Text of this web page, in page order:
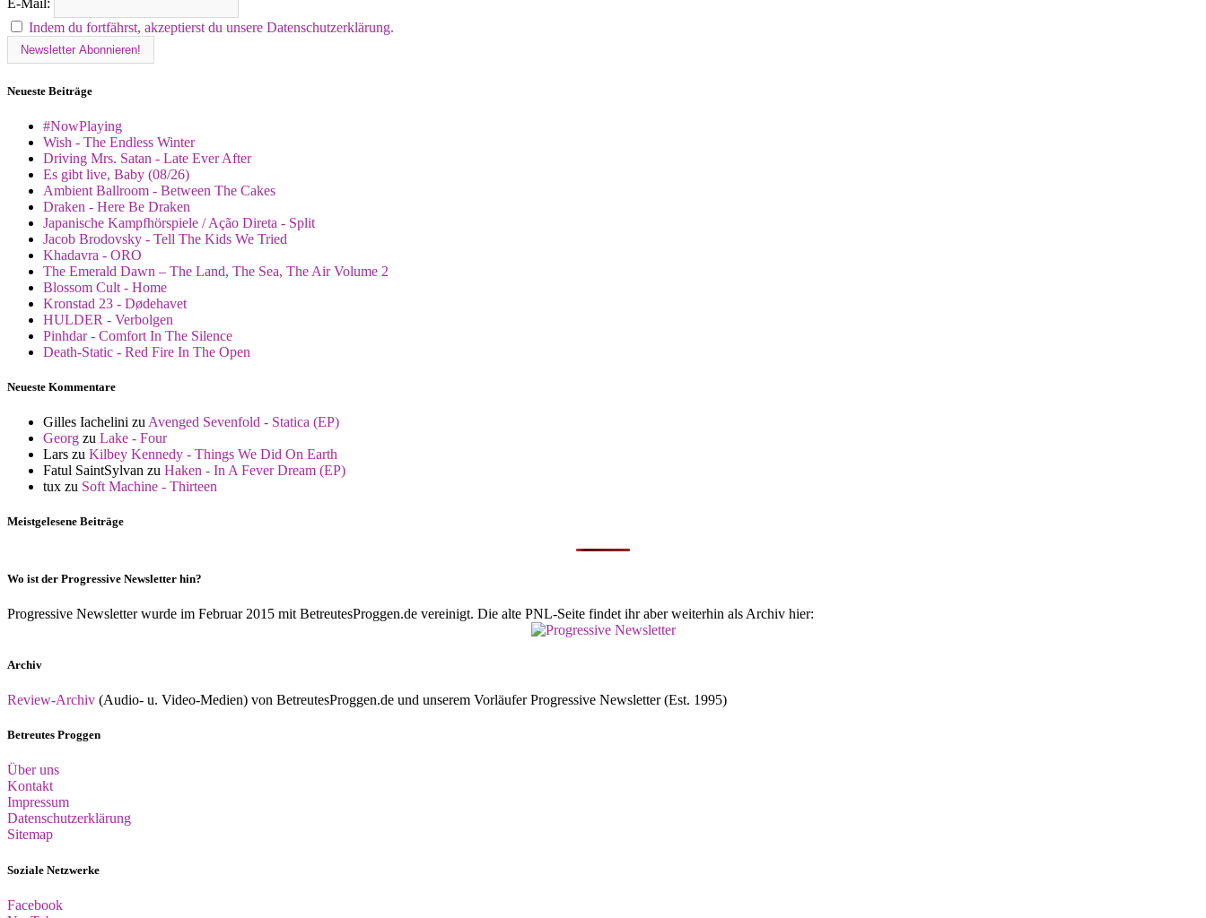
E-Mail:
Indem du fortfährst, akzeptierst du unsere Datenschutzerklärung.
Neueste Beiträge
#NowPlaying
Wish - The Endless Winter
Driving Mrs. Satan - Late Ever After
Es gibt live, Baby (08/26)
Ambient Ballroom - Between The Cakes
Draken - Here Be Draken
Japanische Kampfhörspiele / Ação Direta - Split
Jacob Brodovsky - Tell The Kids We Tried
Khadavra - ORO
The Emerald Dawn – The Land, The Sea, The Air Volume 2
Blossom Cult - Home
Kronstad 23 - Dødehavet
HULDER - Verbolgen
Pinhdar - Comfort In The Silence
Death-Static - Red Fire In The Open
Neueste Kommentare
Gilles Iachelini zu Avenged Sevenfold - Statica (EP)
Georg zu Lake - Four
Lars zu Kilbey Kennedy - Things We Did On Earth
Fatul SaintSylvan zu Haken - In A Fever Dream (EP)
tux zu Soft Machine - Thirteen
Meistgelesene Beiträge
Wo ist der Progressive Newsletter hin?
Progressive Newsletter wurde im Februar 2015 mit BetreutesProggen.de vereinigt. Die alte PNL-Seite findet ihr aber weiterhin als Archiv hier:
Archiv
Review-Archiv (Audio- u. Video-Medien) von BetreutesProggen.de und unserem Vorläufer Progressive Newsletter (Est. 1995)
Betreutes Proggen
Über uns
Kontakt
Impressum
Datenschutzerklärung
Sitemap
Soziale Netzwerke
Facebook